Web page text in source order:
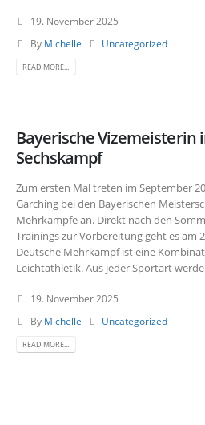
19. November 2025
By Michelle Uncategorized
READ MORE...
Bayerische Vizemeisterin
Sechskampf
Zum ersten Mal treten im September
Garching bei den Bayerischen
Mehrkämpfe an. Direkt nach den
Trainings zur Vorbereitung geht es am
Deutsche Mehrkampf ist eine
Leichtathletik. Aus jeder Sportart
19. November 2025
By Michelle Uncategorized
READ MORE...